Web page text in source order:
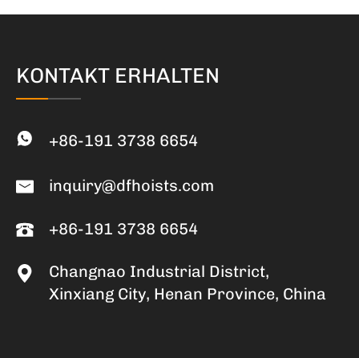
KONTAKT ERHALTEN
+86-191 3738 6654
inquiry@dfhoists.com
+86-191 3738 6654
Changnao Industrial District,
Xinxiang City, Henan Province, China